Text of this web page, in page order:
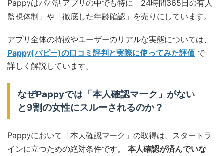
Pappyはパパ活アプリの中でも特に「24時間365日の有人
監視体制」や「徹底した年齢確認」を売りにしています。
アプリ全体の特徴やユーザーのリアルな実態については、
Pappy(パピー)の口コミ評判と実際に使ってみた評価 で
詳しく解説しています。
なぜPappyでは「本人確認マーク」がない
と9割の女性にスルーされるのか？
Pappyにおいて「本人確認マーク」の取得は、スタートラ
インに立つための絶対条件です。 本人確認が済んでいな